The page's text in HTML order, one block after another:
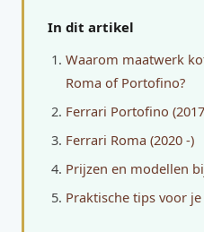
In dit artikel
Waarom maatwerk
Roma of Portofino?
Ferrari Portofino
Ferrari Roma (2020 -)
Prijzen en modellen
Praktische tips voor